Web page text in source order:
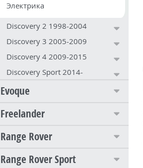
Электрика
Discovery 2 1998-2004
Discovery 3 2005-2009
Discovery 4 2009-2015
Discovery Sport 2014-
Evoque
Freelander
Range Rover
Range Rover Sport